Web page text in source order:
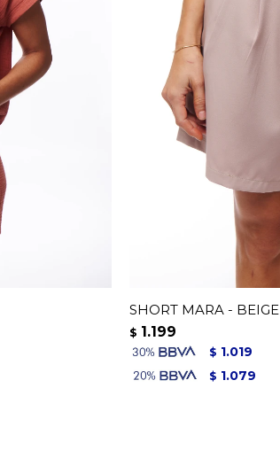
SHORT MARA - BEIGE
$ 1.199
$ 1.019
$ 1.079